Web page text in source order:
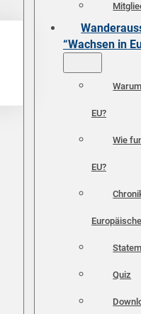
“Wachsen in
EU?
Wie
EU?
Quiz